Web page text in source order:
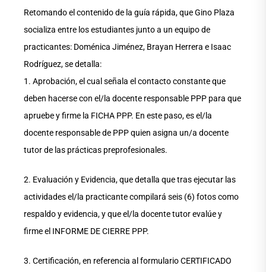
Retomando el contenido de la guía rápida, que Gino Plaza
socializa entre los estudiantes junto a un equipo de
practicantes: Doménica Jiménez, Brayan Herrera e Isaac
Rodríguez, se detalla:
1. Aprobación, el cual señala el contacto constante que
deben hacerse con el/la docente responsable PPP para que
apruebe y firme la FICHA PPP. En este paso, es el/la
docente responsable de PPP quien asigna un/a docente
tutor de las prácticas preprofesionales.
2. Evaluación y Evidencia, que detalla que tras ejecutar las
actividades el/la practicante compilará seis (6) fotos como
respaldo y evidencia, y que el/la docente tutor evalúe y
firme el INFORME DE CIERRE PPP.
3. Certificación, en referencia al formulario CERTIFICADO